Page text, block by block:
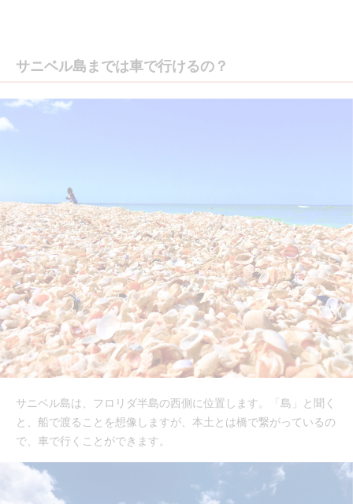
サニベル島までは車で行けるの？
サニベル島は、フロリダ半島の西側に位置します。「島」と聞く
と、船で渡ることを想像しますが、本土とは橋で繋がっているの
で、車で行くことができます。